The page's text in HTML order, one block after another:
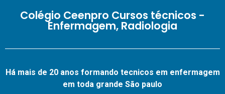
Colégio Ceenpro Cursos técnicos -
Enfermagem, Radiologia
Há mais de 20 anos formando tecnicos em enfermagem
em toda grande São paulo